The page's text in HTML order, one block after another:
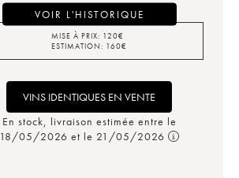
VOIR L'HISTORIQUE
MISE À PRIX: 120€
ESTIMATION: 160€
VINS IDENTIQUES EN VENTE
En stock, livraison estimée entre le
18/05/2026 et le 21/05/2026